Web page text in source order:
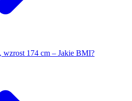
174 cm – Jakie BMI?